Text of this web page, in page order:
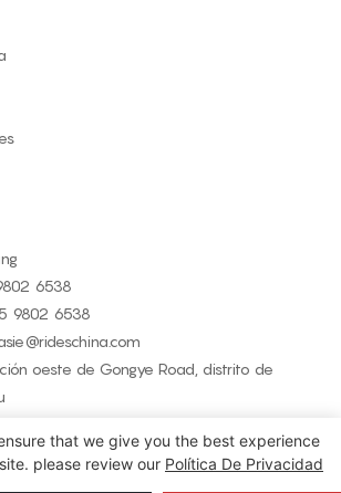
6538
9802 6538
oeste de Gongye Road, distrito de
| www.lmqrides.com- Mapa del sitio|
that we give you the best experience
please review our Política De Privacidad